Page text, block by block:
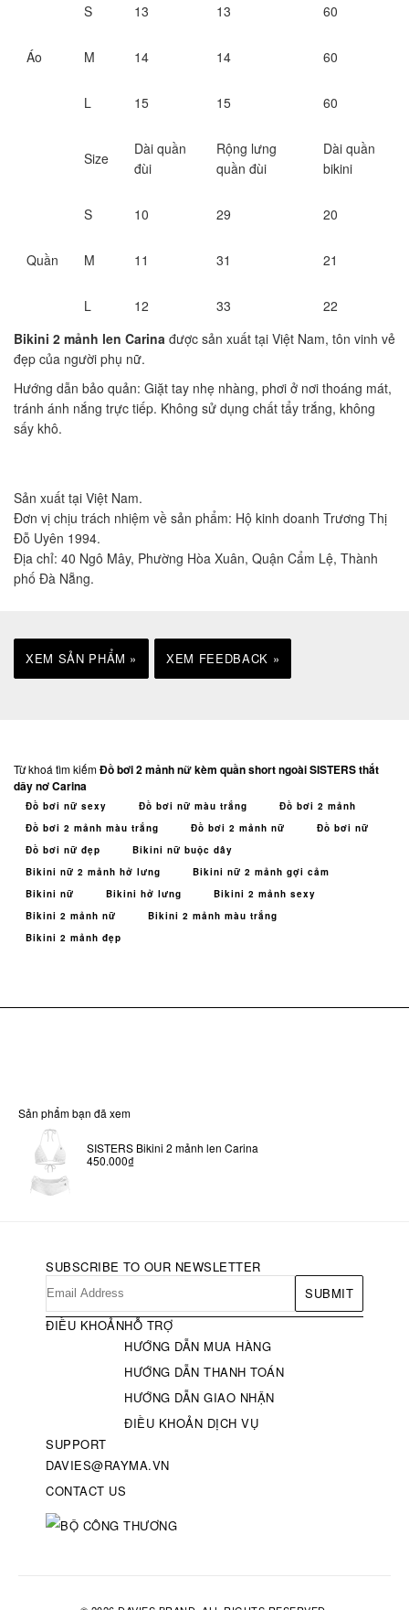
Áo
S 13 13 60
M 14 14 60
L 15 15 60
Size
Dài quần
đùi
Rộng lưng
quần đùi
Dài quần
bikini
Quần
S 10 29 20
M 11 31 21
L 12 33
22
Bikini 2 mảnh len Carina được sản xuất tại Việt Nam, tôn vinh vẻ
đẹp của người phụ nữ.
Hướng dẫn bảo quản: Giặt tay nhẹ nhàng, phơi ở nơi thoáng mát,
tránh ánh nắng trực tiếp. Không sử dụng chất tẩy trắng, không
sấy khô.
Sản xuất tại Việt Nam.
Đơn vị chịu trách nhiệm về sản phẩm: Hộ kinh doanh Trương Thị
Đỗ Uyên 1994.
Địa chỉ: 40 Ngô Mây, Phường Hòa Xuân, Quận Cẩm Lệ, Thành
phố Đà Nẵng.
XEM SẢN PHẨM » XEM FEEDBACK »
Từ khoá tìm kiếmĐồ bơi 2 mảnh nữ kèm quần short ngoài SISTERS thắt
dây nơ Carina
Đồ bơi nữ sexy Đồ bơi nữ màu trắng
Đồ bơi 2 mảnh
Đồ bơi 2 mảnh màu trắng
Đồ bơi 2 mảnh nữ
Đồ bơi nữ
Đồ bơi nữ đẹp
Bikini nữ buộc dây
Bikini nữ 2 mảnh hở lưng
Bikini nữ 2 mảnh gợi cảm
Bikini nữ
Bikini hở lưng
Bikini 2 mảnh sexy
Bikini 2 mảnh nữ
Bikini 2 mảnh màu trắng
Bikini 2 mảnh đẹp
Sản phẩm bạn đã xem
SISTERS Bikini 2 mảnh len Carina
450.000₫
SUBSCRIBE TO OUR NEWSLETTER
SUBMIT
ĐIỀU KHOẢNHỖ TRỢ
HƯỚNG DẪN MUA HÀNG
HƯỚNG DẪN THANH TOÁN
HƯỚNG DẪN GIAO NHẬN
ĐIỀU KHOẢN DỊCH VỤ
SUPPORT
DAVIES@RAYMA.VN
CONTACT US